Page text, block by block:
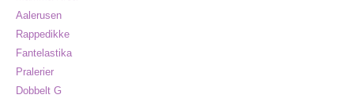
Aalerusen
Rappedikke
Fantelastika
Pralerier
Dobbelt G